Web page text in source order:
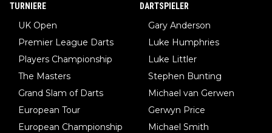
TURNIERE
UK Open
Premier League Darts
Players Championship
The Masters
Grand Slam of Darts
European Tour
European Championship
DARTSPIELER
Gary Anderson
Luke Humphries
Luke Littler
Stephen Bunting
Michael van Gerwen
Gerwyn Price
Michael Smith